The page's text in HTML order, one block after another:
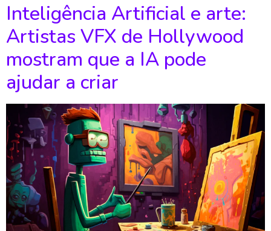
Inteligência Artificial e arte:
Artistas VFX de Hollywood
mostram que a IA pode
ajudar a criar